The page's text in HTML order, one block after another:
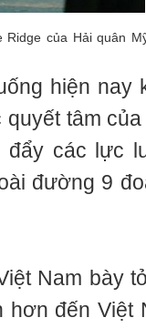
Ridge của Hải quân
hiện nay
tâm
đẩy các lực
đường 9
Nam bày
hơn đến Việt